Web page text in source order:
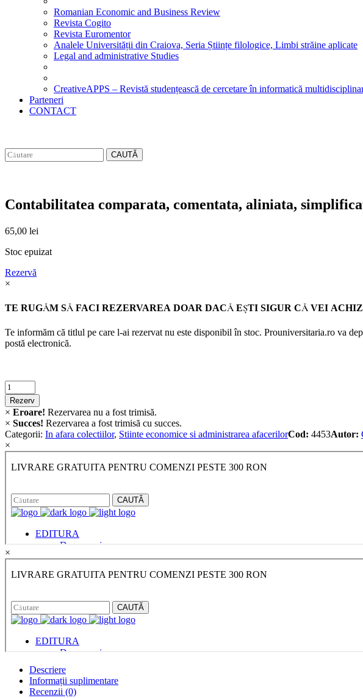
Romanian Economic and Business Review
Revista Cogito
Revista Euromentor
Analele Universității din Craiova, Seria Științe filologice, Limbi străine aplicate
Legal and administrative Studies
CreativeAPPS – Revistă studențească de cercetare în informatică
Parteneri
CONTACT
CAUTĂ
Contabilitatea comparata, comentata, aliniata,
65,00 lei
Stoc epuizat
Rezervă
×
TE RUGĂM SĂ FACI REZERVAREA DOAR DACĂ EŞTI SIGUR CĂ VEI
Te informăm că titlul pe care l-ai rezervat nu este disponibil în stoc. Prouniversitaria.ro va
postă electronică.
Criminalistica
quantity
Rezerv
× Eroare! Rezervarea nu a fost trimisă.
× Succes! Rezervarea a fost trimisă cu succes.
Categorii: In afara colectiilor, Stiinte economice si administrarea afacerilorCod: 4453Autor:
×
×
Descriere
Informații suplimentare
Recenzii (0)